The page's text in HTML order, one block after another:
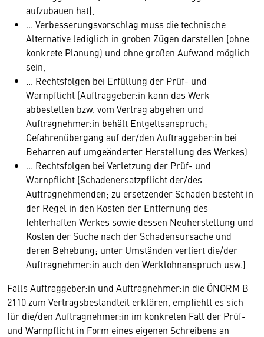
aufzubauen hat),
... Verbesserungsvorschlag muss die technische
Alternative lediglich in groben Zügen darstellen (ohne
konkrete Planung) und ohne großen Aufwand möglich
sein,
... Rechtsfolgen bei Erfüllung der Prüf- und
Warnpflicht (Auftraggeber:in kann das Werk
abbestellen bzw. vom Vertrag abgehen und
Auftragnehmer:in behält Entgeltsanspruch;
Gefahrenübergang auf der/den Auftraggeber:in bei
Beharren auf umgeänderter Herstellung des Werkes)
... Rechtsfolgen bei Verletzung der Prüf- und
Warnpflicht (Schadenersatzpflicht der/des
Auftragnehmenden; zu ersetzender Schaden besteht in
der Regel in den Kosten der Entfernung des
fehlerhaften Werkes sowie dessen Neuherstellung und
Kosten der Suche nach der Schadensursache und
deren Behebung; unter Umständen verliert die/der
Auftragnehmer:in auch den Werklohnanspruch usw.)
Falls Auftraggeber:in und Auftragnehmer:in die ÖNORM B
2110 zum Vertragsbestandteil erklären, empfiehlt es sich
für die/den Auftragnehmer:in im konkreten Fall der Prüf-
und Warnpflicht in Form eines eigenen Schreibens an